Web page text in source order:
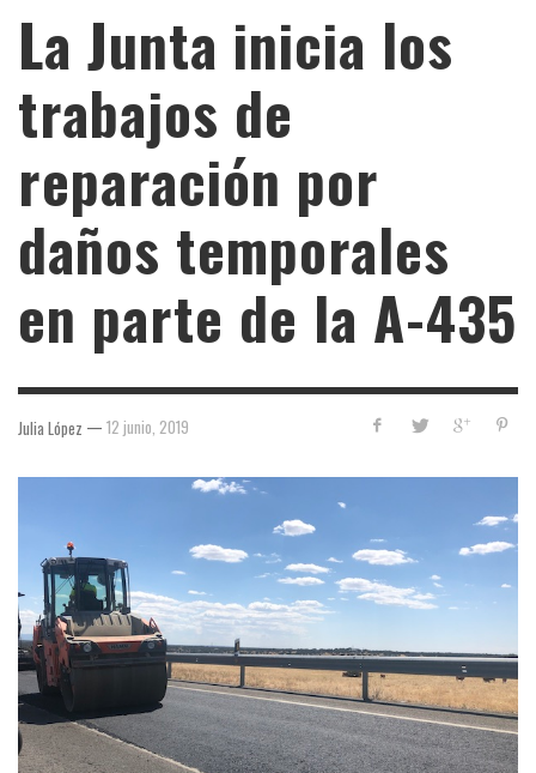
La Junta inicia los
trabajos de
reparación por
daños temporales
en parte de la A-435
Julia López — 12 junio, 2019